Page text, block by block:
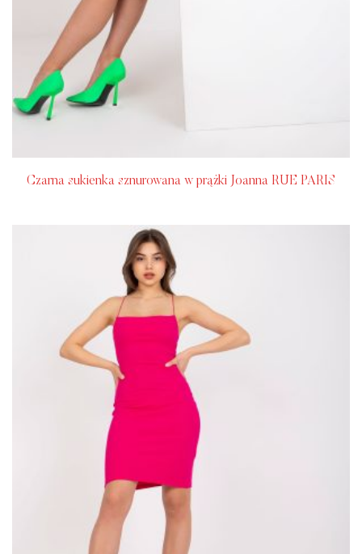
Czarna sukienka sznurowana w prążki Joanna RUE PARIS